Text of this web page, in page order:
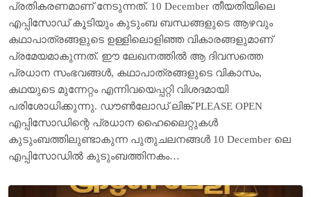
പ്രതികരണമാണ് നേടുന്നത്. 10 December തീയതിയിലെ
എപ്പിസോഡ് കൂടിയും കുടുംബ ബന്ധങ്ങളുടെ ആഴവും
കഥാപാത്രങ്ങളുടെ ഉള്ളിലൊളിഞ്ഞ വികാരങ്ങളുമാണ്
പ്രമേയമാകുന്നത്. ഈ ലേഖനത്തിൽ ആ ദിവസത്തെ
പ്രധാന സംഭവങ്ങൾ, കഥാപാത്രങ്ങളുടെ വികാസം,
കഥയുടെ മുന്നേറ്റം എന്നിവയെപ്പറ്റി വിശദമായി
പരിശോധിക്കുന്നു. ഡൗൺലോഡ് ലിങ്ക് PLEASE OPEN
എപ്പിസോഡിന്റെ പ്രധാന ഹൈലൈറ്റുകൾ
കുടുംബത്തിലുണ്ടാകുന്ന പുതുചലനങ്ങൾ 10 December ലെ
എപ്പിസോഡിൽ കുടുംബത്തിനകം…